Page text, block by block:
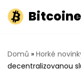
Přeskočit
obsah
Domů » Horké
decentralizovanou